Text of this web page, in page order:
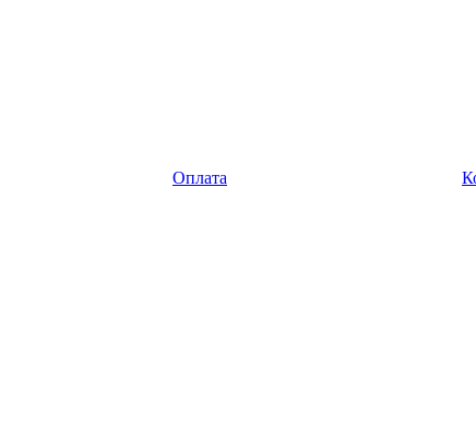
Оплата